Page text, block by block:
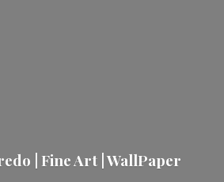
| Fine Art | WallPaper